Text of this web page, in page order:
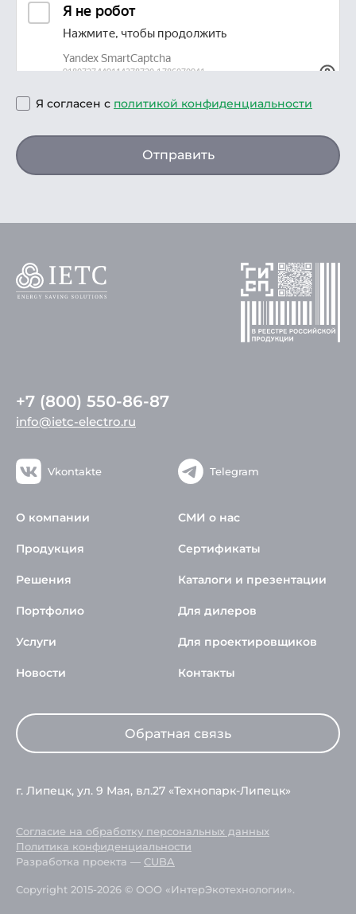
Я согласен с политикой конфиденциальности
Отправить
+7 (800) 550-86-87
info@ietc-electro.ru
Vkontakte Telegram
О компании
Продукция
Решения
Портфолио
Услуги
Новости
СМИ о нас
Сертификаты
Каталоги и презентации
Для дилеров
Для проектировщиков
Контакты
Обратная связь
г. Липецк, ул. 9 Мая, вл.27 «Технопарк-Липецк»
Согласие на обработку персональных данных
Политика конфиденциальности
Разработка проекта — CUBA
Copyright 2015-2026 © ООО «ИнтерЭкотехнологии».